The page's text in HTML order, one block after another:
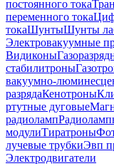
постоянного тока
переменного тока
токаШунтыШунты
Электровакуумные
Видиконы
стабилитроны
вакуумно-
разрядаКенотроны
ртутные дуговые
радиоламп
модулиТиратроны
лучевые трубкиЭвп
Электродвигатели